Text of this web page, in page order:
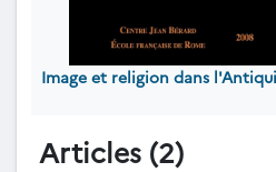
Image et religion dans
Articles (2)